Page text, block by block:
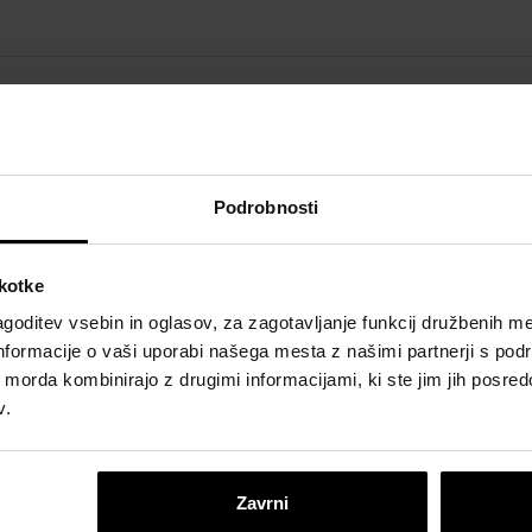
Podrobnosti
vsebin in oglasov, za zagotavljanje funkcij družbenih
o vaši uporabi našega mesta z našimi partnerji s
kombinirajo z drugimi informacijami, ki ste jim jih
Zavrni
z uporabo osebnih podatkov, ki sem jih vnesel,
d.o.o. zaradi obdelave mojega vprašanja ter
Group.
lahko kadarkoli prekličete klikom na povezavo za preklic
obdelave pred preklicem vašega soglasja. Za vse
preberite našPravilnik o zasebnosti.